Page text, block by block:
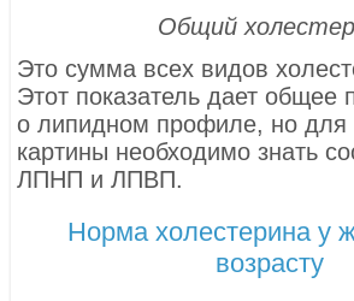
Общий
Это сумма всех видов
Этот показатель дает общее
о липидном профиле, но для
картины необходимо знать
ЛПНП и ЛПВП.
Норма холестерина у
возрасту